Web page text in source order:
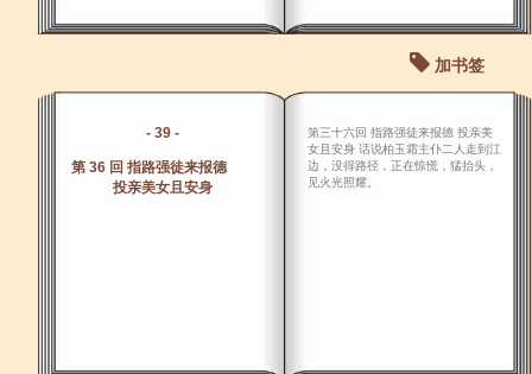
加书签
- 39 -
第 36 回 指路强徒来报德
投亲美女且安身
第三十六回 指路强徒来报德 投亲美
女且安身 话说柏玉霜主仆二人走到江
边，没得路径，正在惊慌，猛抬头，
见火光照耀。